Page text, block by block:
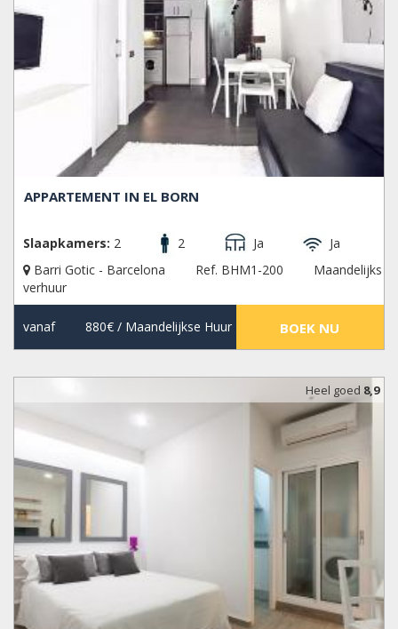
APPARTEMENT IN EL BORN
Slaapkamers: 2 2 Ja
Ja
Barri Gotic - Barcelona
Ref. BHM1-200
Maandelijks
verhuur
vanaf 880€/ Maandelijkse Huur BOEK NU
Heel goed 8,9